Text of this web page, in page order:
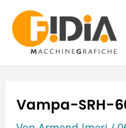
Zum
Inhalt
springen
Vampa-SRH-